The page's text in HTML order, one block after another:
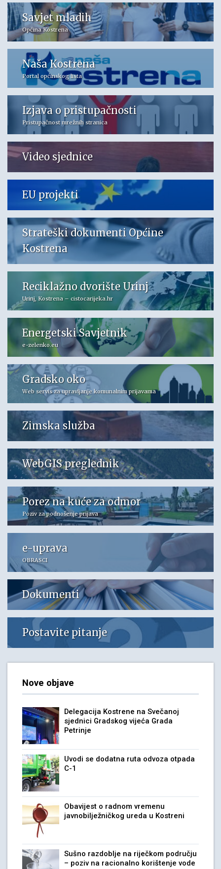
Savjet mladih
Općina Kostrena
Naša Kostrena
Portal općinskog lista
Izjava o pristupačnosti
Pristupačnost mrežnih stranica
Video sjednice
EU projekti
Strateški dokumenti Općine
Kostrena
Reciklažno dvorište Urinj
Urinj, Kostrena – cistocarijeka.hr
Energetski Savjetnik
e-zelenko.eu
Gradsko oko
Web servis za upravljanje komunalnim prijavama
Zimska služba
WebGIS preglednik
Porez na kuće za odmor
Poziv za podnošenje prijava
e-uprava
OBRASCI
Dokumenti
Postavite pitanje
Nove objave
Delegacija Kostrene na Svečanoj
sjednici Gradskog vijeća Grada
Petrinje
Uvodi se dodatna ruta odvoza otpada
C-1
Obavijest o radnom vremenu
javnobilježničkog ureda u Kostreni
Sušno razdoblje na riječkom području
– poziv na racionalno korištenje vode